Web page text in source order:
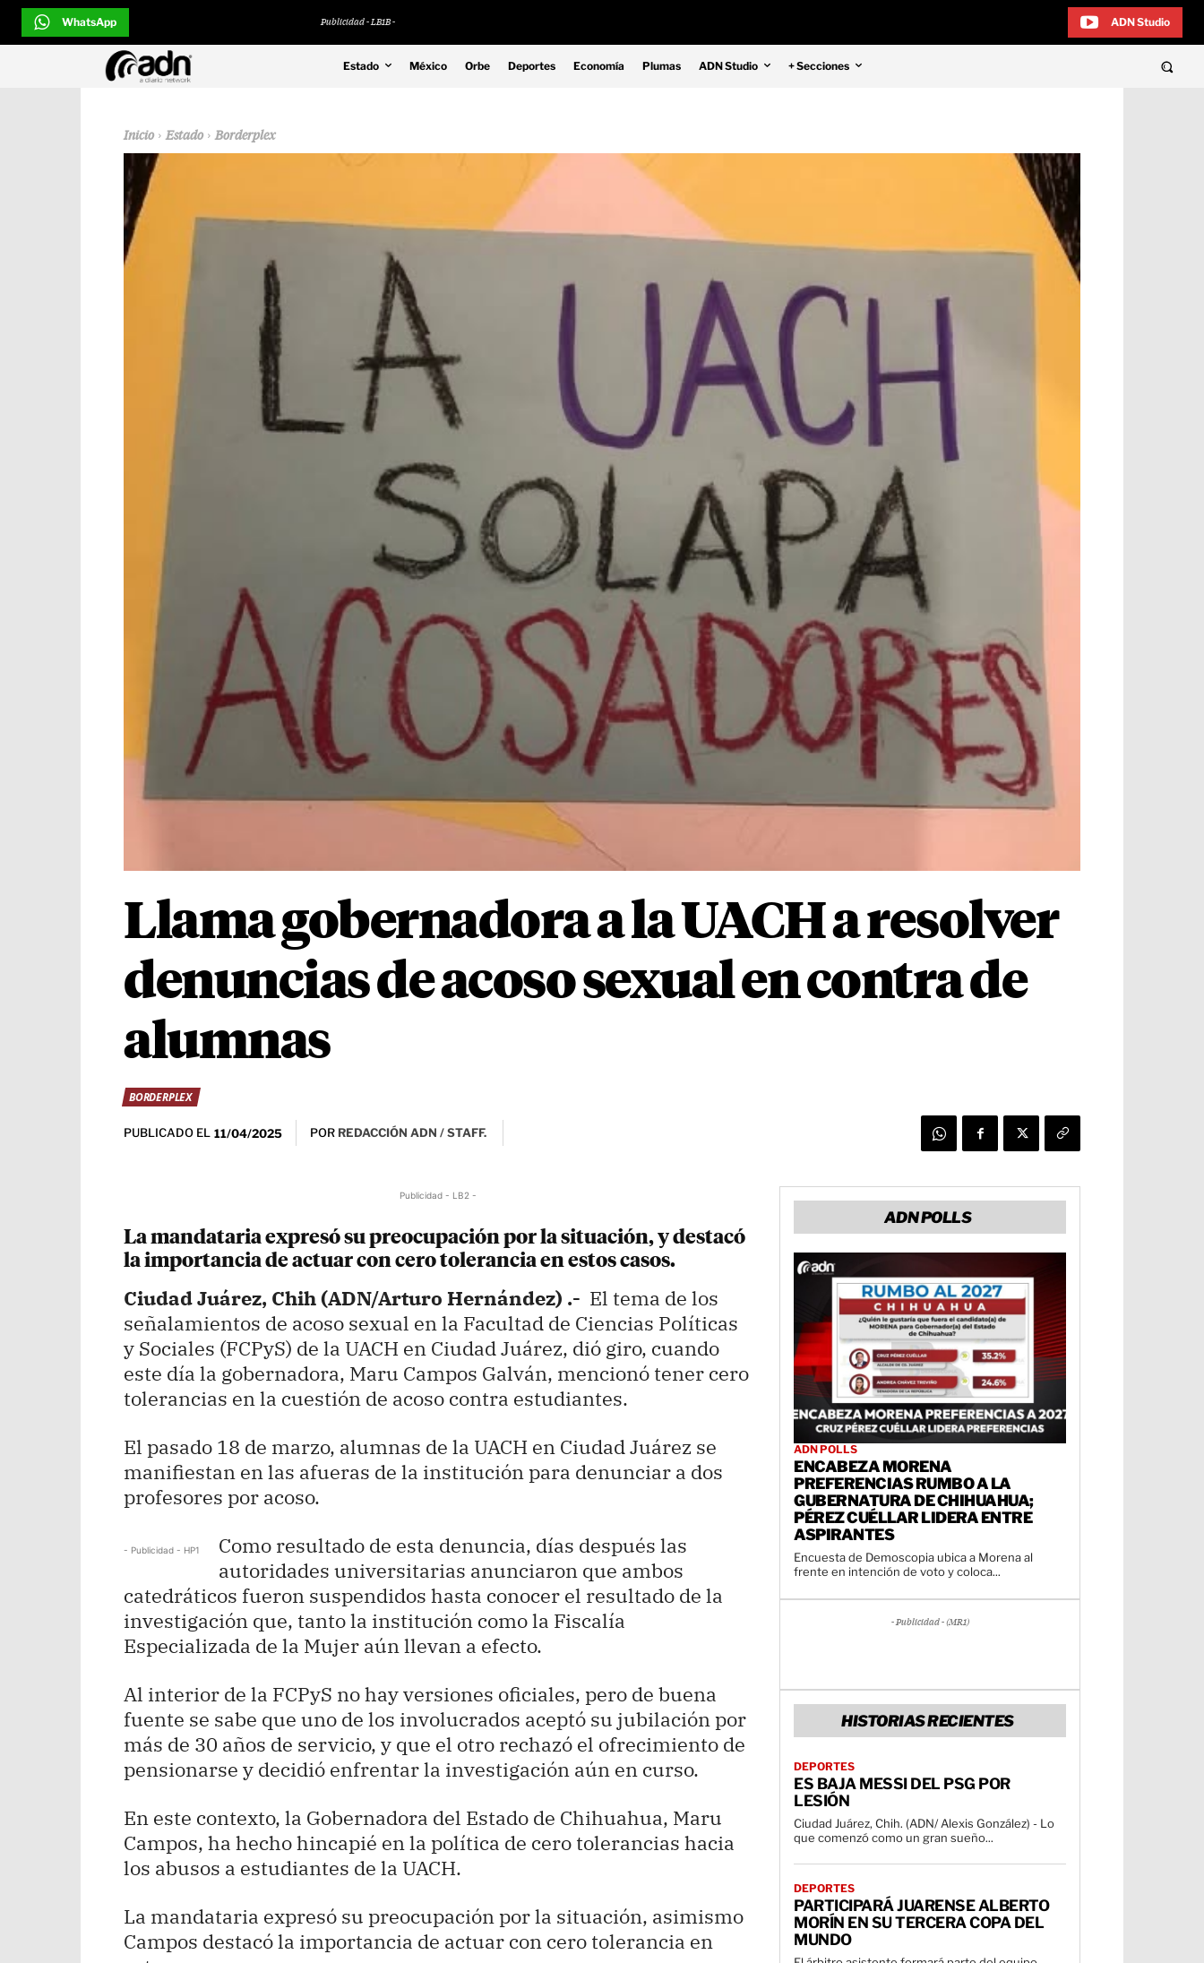
WhatsApp Publicidad - LB1B - ADN Studio
Estado México Orbe Deportes Economía Plumas ADN Studio + Secciones
Inicio Estado Borderplex
Llama gobernadora a la UACH a resolver
denuncias de acoso sexual en contra de
alumnas
BORDERPLEX
PUBLICADO EL 11/04/2025 POR REDACCIÓN ADN / STAFF.
Publicidad - LB2 -
La mandataria expresó su preocupación por la situación, y destacó
la importancia de actuar con cero tolerancia en estos casos.
Ciudad Juárez, Chih (ADN/Arturo Hernández) .- El tema de los
señalamientos de acoso sexual en la Facultad de Ciencias Políticas
y Sociales (FCPyS) de la UACH en Ciudad Juárez, dió giro, cuando
este día la gobernadora, Maru Campos Galván, mencionó tener cero
tolerancias en la cuestión de acoso contra estudiantes.
El pasado 18 de marzo, alumnas de la UACH en Ciudad Juárez se
manifiestan en las afueras de la institución para denunciar a dos
profesores por acoso.
- Publicidad - HP1
Como resultado de esta denuncia, días después las
autoridades universitarias anunciaron que ambos
catedráticos fueron suspendidos hasta conocer el resultado de la
investigación que, tanto la institución como la Fiscalía
Especializada de la Mujer aún llevan a efecto.
Al interior de la FCPyS no hay versiones oficiales, pero de buena
fuente se sabe que uno de los involucrados aceptó su jubilación por
más de 30 años de servicio, y que el otro rechazó el ofrecimiento de
pensionarse y decidió enfrentar la investigación aún en curso.
En este contexto, la Gobernadora del Estado de Chihuahua, Maru
Campos, ha hecho hincapié en la política de cero tolerancias hacia
los abusos a estudiantes de la UACH.
La mandataria expresó su preocupación por la situación, asimismo
Campos destacó la importancia de actuar con cero tolerancia en
ADN POLLS
ADN POLLS
ENCABEZA MORENA
PREFERENCIAS RUMBO A LA
GUBERNATURA DE CHIHUAHUA;
PÉREZ CUÉLLAR LIDERA ENTRE
ASPIRANTES
Encuesta de Demoscopia ubica a Morena al
frente en intención de voto y coloca...
- Publicidad - (MR1)
HISTORIAS RECIENTES
DEPORTES
ES BAJA MESSI DEL PSG POR
LESIÓN
Ciudad Juárez, Chih. (ADN/ Alexis González) - Lo
que comenzó como un gran sueño...
DEPORTES
PARTICIPARÁ JUARENSE ALBERTO
MORÍN EN SU TERCERA COPA DEL
MUNDO